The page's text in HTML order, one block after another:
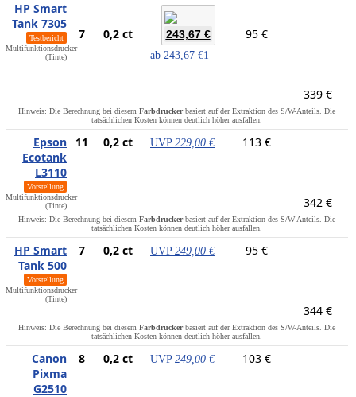
HP Smart
Tank 7305
Testbericht
Multifunktionsdrucker
(Tinte)
7 0,2 ct 243,67 €
ab 243,67 €1
95 €
339 €
Hinweis: Die Berechnung bei diesem Farbdruckerbasiert auf der Extraktion des S/W-Anteils. Die
tatsächlichen Kosten können deutlich höher ausfallen.
Epson
Ecotank
L3110
Vorstellung
Multifunktionsdrucker
(Tinte)
11 0,2 ct UVP 229,00 € 113 €
342 €
Hinweis: Die Berechnung bei diesem Farbdruckerbasiert auf der Extraktion des S/W-Anteils. Die
tatsächlichen Kosten können deutlich höher ausfallen.
HP Smart
Tank 500
Vorstellung
Multifunktionsdrucker
(Tinte)
7 0,2 ct UVP 249,00 € 95 €
344 €
Hinweis: Die Berechnung bei diesem Farbdruckerbasiert auf der Extraktion des S/W-Anteils. Die
tatsächlichen Kosten können deutlich höher ausfallen.
Canon
Pixma
G2510
8 0,2 ct UVP 249,00 € 103 €